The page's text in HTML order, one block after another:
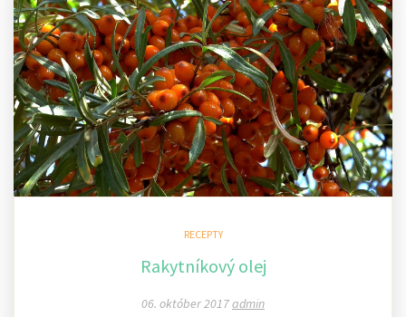
RECEPTY
Rakytníkový olej
06. október 2017admin